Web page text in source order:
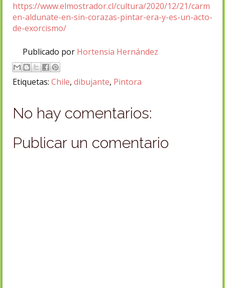
https://www.elmostrador.cl/cultura/2020/12/21/carm
en-aldunate-en-sin-corazas-pintar-era-y-es-un-acto-
de-exorcismo/
Publicado por Hortensia Hernández
Etiquetas: Chile, dibujante, Pintora
No hay comentarios:
Publicar un comentario